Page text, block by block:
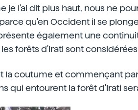
je l'ai dit plus haut, nous ne
qu'en Occident il se
également une
forêts d'Irati sont
la coutume et commençant
qui entourent la forêt d'Irati